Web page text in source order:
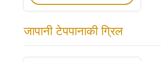
जापानी टेपपानाकी ग्रिल